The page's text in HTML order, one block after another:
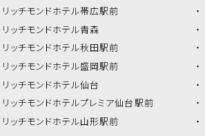
リッチモンドホテル帯広駅前
リッチモンドホテル青森
リッチモンドホテル秋田駅前
リッチモンドホテル盛岡駅前
リッチモンドホテル仙台
リッチモンドホテルプレミア仙台駅前
リッチモンドホテル山形駅前